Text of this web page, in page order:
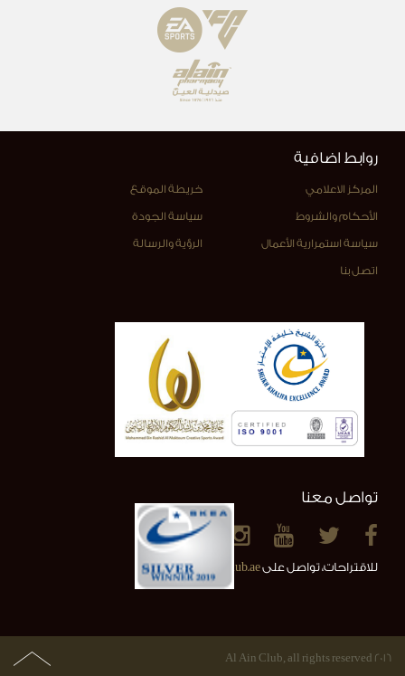
روابط اضافية
المركز الاعلامي خريطة الموقع
الأحكام والشروط سياسة الجودة
سياسة استمرارية الأعمال الرؤية والرسالة
اتصل بنا
تواصل معنا
للاقتراحات، تواصل علىinfo@alainclub.ae
2016 Al Ain Club, all rights reserved